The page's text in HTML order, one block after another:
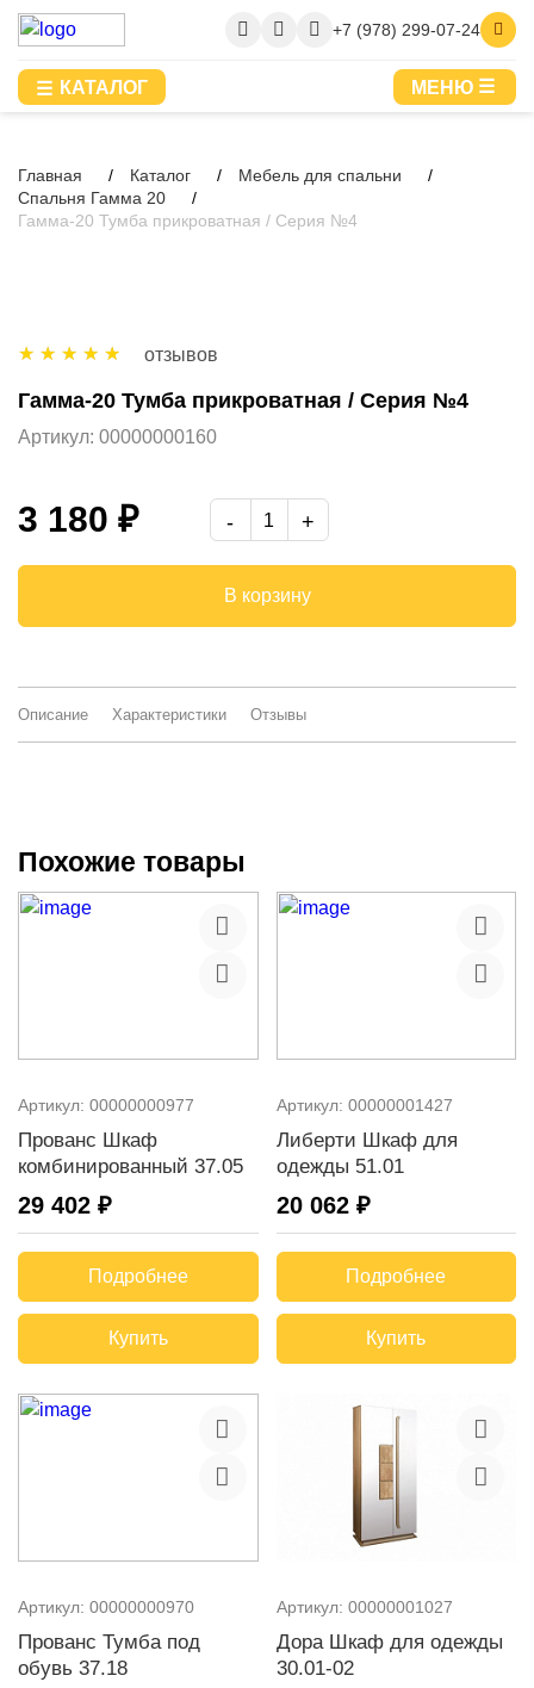
+7 (978) 299-07-24
КАТАЛОГ МЕНЮ
Главная Каталог
Мебель для спальни
Спальня Гамма 20
Гамма-20 Тумба прикроватная / Серия №4
отзывов
Гамма-20 Тумба прикроватная / Серия №4
Артикул: 00000000160
3 180 ₽
В корзину
Описание Характеристики Отзывы
Похожие товары
Артикул: 00000000977
Прованс Шкаф
комбинированный 37.05
29 402 ₽
Подробнее
Купить
Артикул: 00000001427
Либерти Шкаф для
одежды 51.01
20 062 ₽
Подробнее
Купить
Артикул: 00000000970
Прованс Тумба под
обувь 37.18
Артикул: 00000001027
Дора Шкаф для одежды
30.01-02